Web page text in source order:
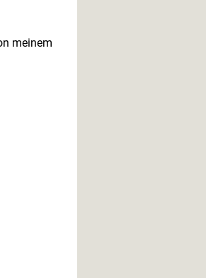
meinem